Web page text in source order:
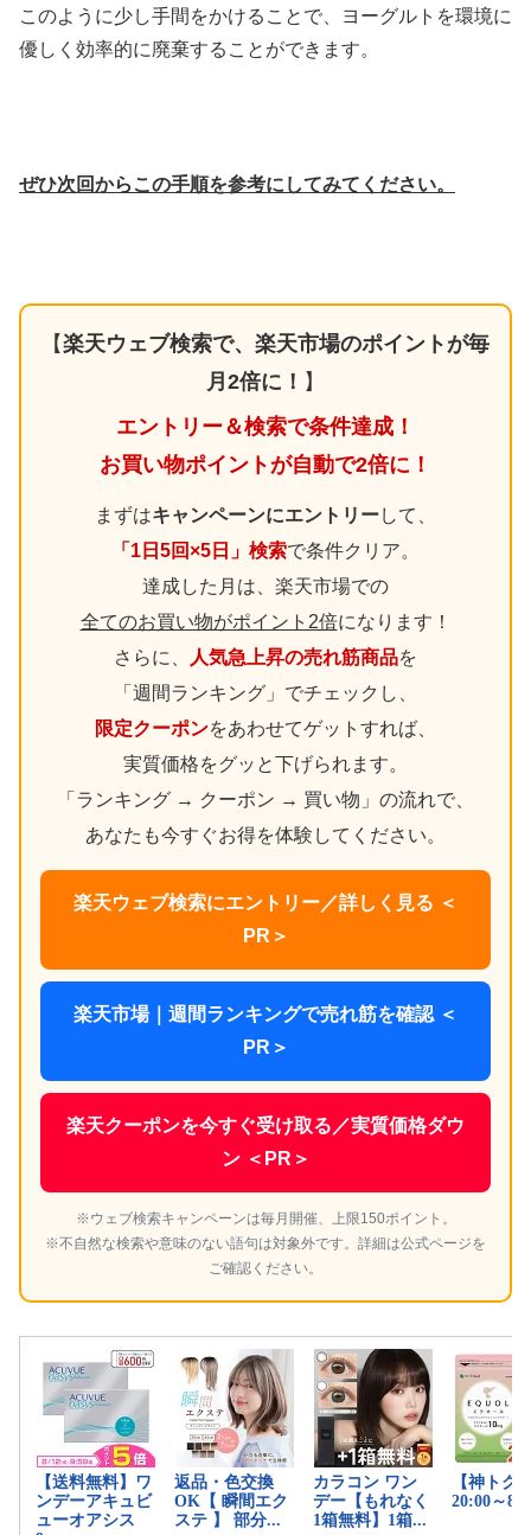
このように少し手間をかけることで、ヨーグルトを環境に
優しく効率的に廃棄することができます。
ぜひ次回からこの手順を参考にしてみてください。
【楽天ウェブ検索で、楽天市場のポイントが毎
月2倍に！ 】
エントリー＆検索で条件達成！
お買い物ポイントが自動で2倍に！
まずはキャンペーンにエントリーして、
「1日5回×5日」検索で条件クリア。
達成した月は、楽天市場での
全てのお買い物がポイント2倍になります！
さらに、
人気急上昇の売れ筋商品を
「週間ランキング」でチェックし、
限定クーポンをあわせてゲットすれば、
実質価格をグッと下げられます。
「ランキング → クーポン → 買い物」の流れで、
あなたも今すぐお得を体験してください。
楽天ウェブ検索にエントリー／詳しく見る ＜
PR＞
楽天市場｜週間ランキングで売れ筋を確認 ＜
PR＞
楽天クーポンを今すぐ受け取る／実質価格ダウ
ン ＜PR＞
※ウェブ検索キャンペーンは毎月開催、上限150ポイント。
※不自然な検索や意味のない語句は対象外です。詳細は公式ページを
ご確認ください。